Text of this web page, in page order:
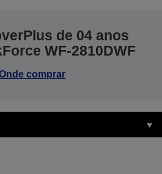
de 04 anos
WF-2810DWF
comprar